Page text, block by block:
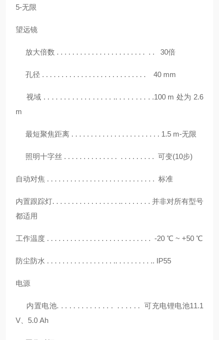
5-无限
望远镜
放大倍数 . . . . . . . . . . . . . . . . . . . . . . . . . 30倍
孔径 . . . . . . . . . . . . . . . . . . . . . . . . . . . 40 mm
视域 . . . . . . . . . . . . . . . . . .. . . . . . . . . .100 m 处为 2.6
m
最短聚焦距离 . . . . . . . . . . . . . . . . . . . . . . . 1.5 m-无限
照明十字丝 . . . . . . . . . . . . . . . . . . . . . . . 可变(10步)
自动对焦 . . . . . . . . . . . . . . . . . . . . . . . . . . . . 标准
内置跟踪灯. . . . . . . . . . . . . . . . . .. . . . . . . . 并非对所有型号
都适用
工作温度 . . . . . . . . . . . . . . . . . . . . . . . . . . . -20 ℃ ~ +50 ℃
防尘防水 . . . . . . . . . . . . . . . . . .. . . . . . . . . .. IP55
电源
内置电池. . . . . . . . . . . . . . . . . . . . 可充电锂电池11.1
V、5.0 Ah